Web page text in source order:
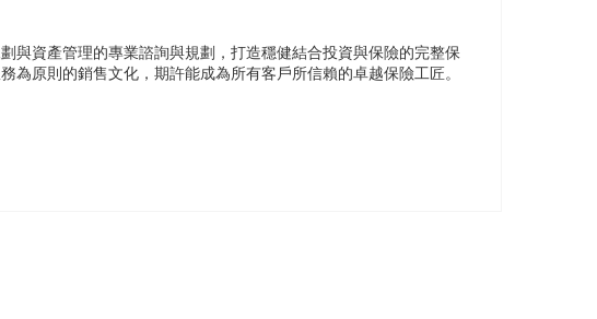
與資產管理的專業諮詢與規劃，打造穩健結合投資與保險的完整保
原則的銷售文化，期許能成為所有客戶所信賴的卓越保險工匠。